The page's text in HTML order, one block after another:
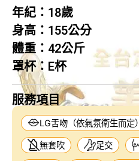
年紀： 18歲
身高： 155公分
體重： 42公斤
罩杯： E杯
服務項目
LG舌吻（依氣氛衛生而定）
無套吹 足交